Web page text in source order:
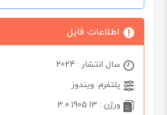
اطلاعات فایل
سال انتشار : 2024
پلتفرم: ویندوز
ورژن : 3.0.1905.13